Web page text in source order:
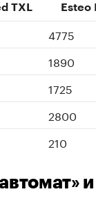
TXL Esteo
4775
1890
1725
2800
210